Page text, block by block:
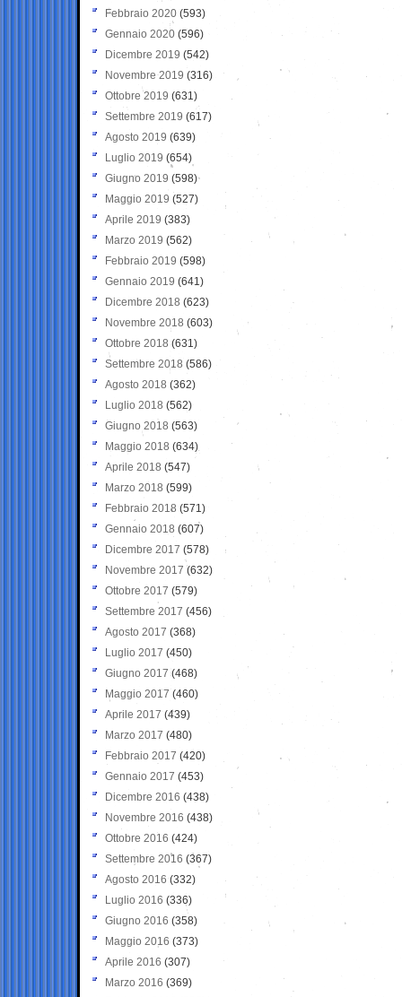
Febbraio 2020 (593)
Gennaio 2020 (596)
Dicembre 2019 (542)
Novembre 2019 (316)
Ottobre 2019 (631)
Settembre 2019 (617)
Agosto 2019 (639)
Luglio 2019 (654)
Giugno 2019 (598)
Maggio 2019 (527)
Aprile 2019 (383)
Marzo 2019 (562)
Febbraio 2019 (598)
Gennaio 2019 (641)
Dicembre 2018 (623)
Novembre 2018 (603)
Ottobre 2018 (631)
Settembre 2018 (586)
Agosto 2018 (362)
Luglio 2018 (562)
Giugno 2018 (563)
Maggio 2018 (634)
Aprile 2018 (547)
Marzo 2018 (599)
Febbraio 2018 (571)
Gennaio 2018 (607)
Dicembre 2017 (578)
Novembre 2017 (632)
Ottobre 2017 (579)
Settembre 2017 (456)
Agosto 2017 (368)
Luglio 2017 (450)
Giugno 2017 (468)
Maggio 2017 (460)
Aprile 2017 (439)
Marzo 2017 (480)
Febbraio 2017 (420)
Gennaio 2017 (453)
Dicembre 2016 (438)
Novembre 2016 (438)
Ottobre 2016 (424)
Settembre 2016 (367)
Agosto 2016 (332)
Luglio 2016 (336)
Giugno 2016 (358)
Maggio 2016 (373)
Aprile 2016 (307)
Marzo 2016 (369)